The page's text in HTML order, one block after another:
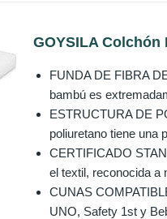
GOYSILA
FUNDA DE FIBRA
bambú es
ESTRUCTURA DE
poliuretano tiene una
CERTIFICADO
el textil, reconocida a
CUNAS
UNO, Safety 1st y